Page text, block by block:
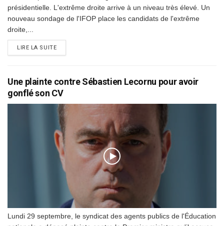
présidentielle. L'extrême droite arrive à un niveau très élevé. Un
nouveau sondage de l'IFOP place les candidats de l'extrême
droite,...
LIRE LA SUITEDETAILS
Une plainte contre Sébastien Lecornu pour avoir
gonflé son CV
Lundi 29 septembre, le syndicat des agents publics de l'Éducation